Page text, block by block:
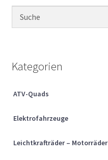
Sachs Ersatzteile
Über uns
Kategorien
ATV-Quads
Elektrofahrzeuge
Leichtkrafträder – Motorräder